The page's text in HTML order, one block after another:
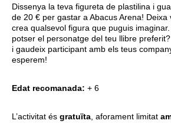
Dissenya la teva figureta de plastilina i
de 20 € per gastar a Abacus Arena! Deixa
crea qualsevol figura que puguis
potser el personatge del teu llibre
i gaudeix participant amb els teus
esperem!
Edat recomanada: + 6
L’activitat és gratuïta, aforament limitat